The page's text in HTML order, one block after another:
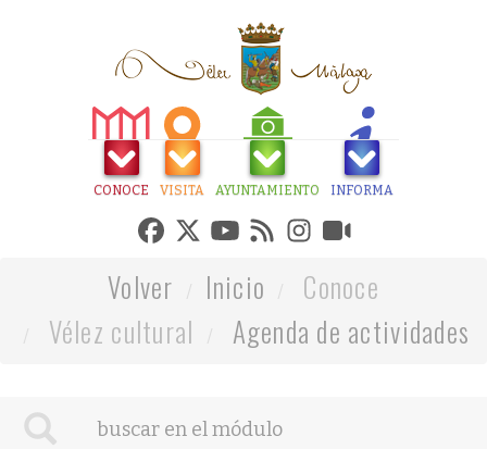
CONOCE VISITA AYUNTAMIENTO INFORMA
Volver Inicio
Conoce
Vélez cultural
Agenda de actividades